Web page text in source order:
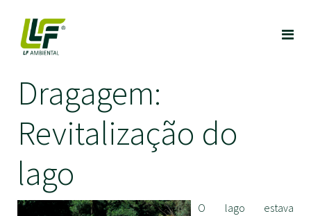
Dragagem:
Revitalização do
lago
O lago estava